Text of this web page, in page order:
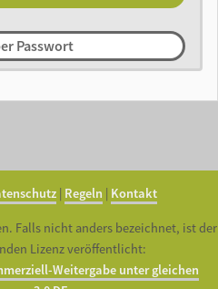
Passwort
Regeln Kontakt
Falls nicht anders bezeichnet, ist der
Lizenz veröffentlicht:
Weitergabe unter gleichen